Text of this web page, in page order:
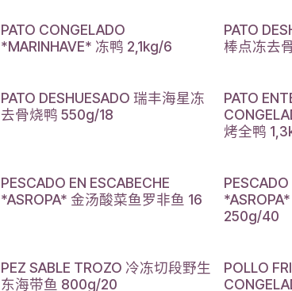
PATO CONGELADO
*MARINHAVE* 冻鸭 2,1kg/6
PATO
棒点冻去
PATO DESHUESADO 瑞丰海星冻
去骨烧鸭 550g/18
PATO
烤全鸭
PESCADO EN ESCABECHE
*ASROPA* 金汤酸菜鱼罗非鱼 16
250g/40
PEZ SABLE TROZO 冷冻切段野生
东海带鱼 800g/20
POLLO